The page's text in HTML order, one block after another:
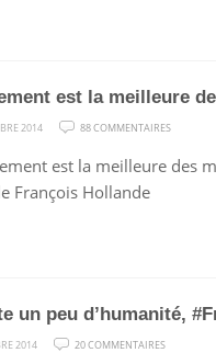
VÉRITÉ
est la meilleure
2014 88 COMMENTAIRES
EST
est la meilleure des
François Hollande
un peu d’humanité,
2014 20 COMMENTAIRES